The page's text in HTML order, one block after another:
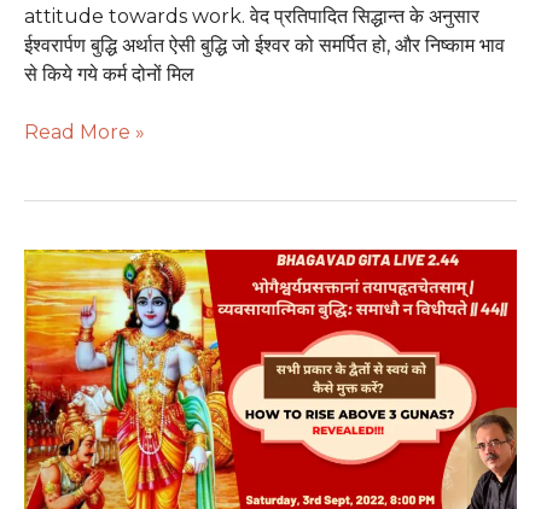
attitude towards work. वेद प्रतिपादित सिद्धान्त के अनुसार
ईश्वरार्पण बुद्धि अर्थात ऐसी बुद्धि जो ईश्वर को समर्पित हो, और निष्काम भाव
से किये गये कर्म दोनों मिल
Read More »
सभी
प्रकार
के
द्वैतों
से
स्वयं
को
कैसे
मुक्त